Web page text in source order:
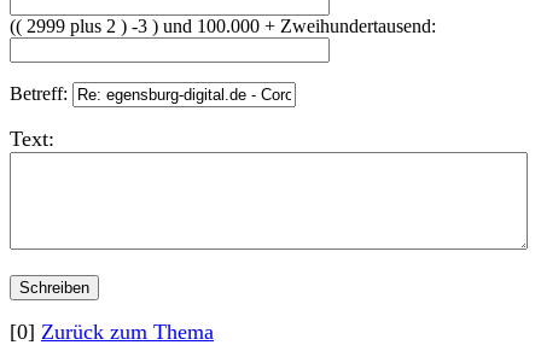
(( 2999 plus 2 ) -3 ) und 100.000 + Zweihundertausend:
Betreff:
Text:
[0] Zurück zum Thema